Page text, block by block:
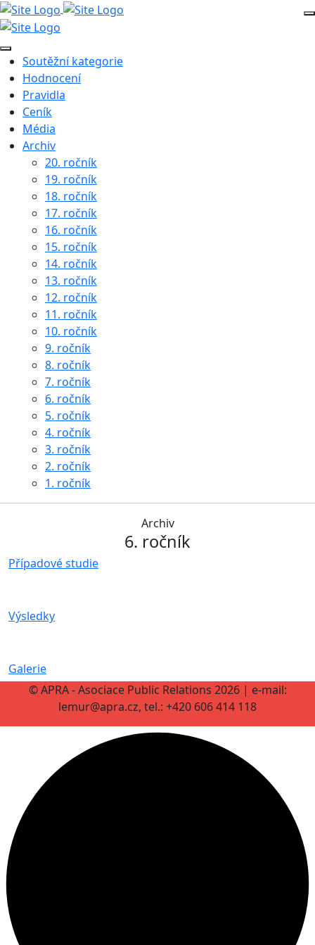
Soutěžní kategorie
Hodnocení
Pravidla
Ceník
Média
Archiv
20. ročník
19. ročník
18. ročník
17. ročník
16. ročník
15. ročník
14. ročník
13. ročník
12. ročník
11. ročník
10. ročník
9. ročník
8. ročník
7. ročník
6. ročník
5. ročník
4. ročník
3. ročník
2. ročník
1. ročník
Archiv
6. ročník
Případové studie
Výsledky
Galerie
© APRA - Asociace Public Relations 2026 | e-mail:
lemur@apra.cz, tel.: +420 606 414 118